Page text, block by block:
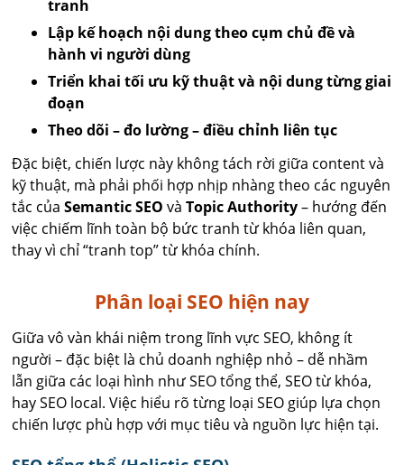
tranh
Lập kế hoạch nội dung theo cụm chủ đề và
hành vi người dùng
Triển khai tối ưu kỹ thuật và nội dung từng giai
đoạn
Theo dõi – đo lường – điều chỉnh liên tục
Đặc biệt, chiến lược này không tách rời giữa content và
kỹ thuật, mà phải phối hợp nhịp nhàng theo các nguyên
tắc củaSemantic SEO vàTopic Authority– hướng đến
việc chiếm lĩnh toàn bộ bức tranh từ khóa liên quan,
thay vì chỉ “tranh top” từ khóa chính.
Phân loại SEO hiện nay
Giữa vô vàn khái niệm trong lĩnh vực SEO, không ít
người – đặc biệt là chủ doanh nghiệp nhỏ – dễ nhầm
lẫn giữa các loại hình như SEO tổng thể, SEO từ khóa,
hay SEO local. Việc hiểu rõ từng loại SEO giúp lựa chọn
chiến lược phù hợp với mục tiêu và nguồn lực hiện tại.